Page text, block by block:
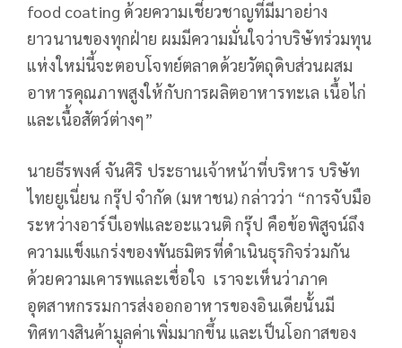
food coating ด้วยความเชี่ยวชาญที่มีมาอย่าง
ยาวนานของทุกฝ่าย ผมมีความมั่นใจว่าบริษัทร่วมทุน
แห่งใหม่นี้จะตอบโจทย์ตลาดด้วยวัตถุดิบส่วนผสม
อาหารคุณภาพสูงให้กับการผลิตอาหารทะเล เนื้อไก่
และเนื้อสัตว์ต่างๆ”
นายธีรพงศ์ จันศิริ ประธานเจ้าหน้าที่บริหาร บริษัท
ไทยยูเนี่ยน กรุ๊ป จำกัด (มหาชน) กล่าวว่า “การจับมือ
ระหว่างอาร์บีเอฟและอะแวนติ กรุ๊ป คือข้อพิสูจน์ถึง
ความแข็งแกร่งของพันธมิตรที่ดำเนินธุรกิจร่วมกัน
ด้วยความเคารพและเชื่อใจ เราจะเห็นว่าภาค
อุตสาหกรรมการส่งออกอาหารของอินเดียนั้นมี
ทิศทางสินค้ามูลค่าเพิ่มมากขึ้น และเป็นโอกาสของ